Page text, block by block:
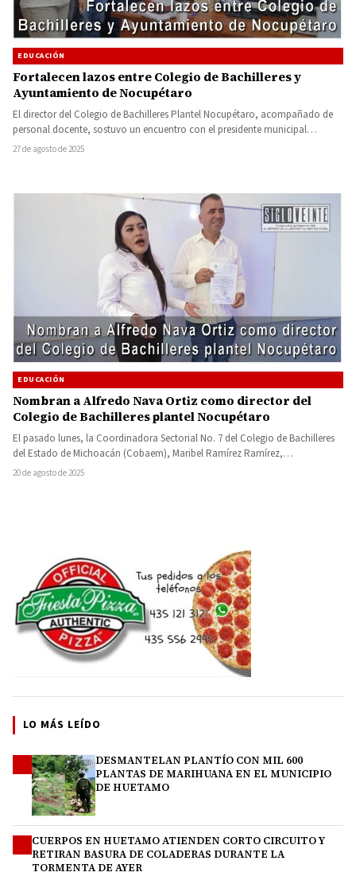
EDUCACIÓN
Fortalecen lazos entre Colegio de Bachilleres y
Ayuntamiento de Nocupétaro
El director del Colegio de Bachilleres Plantel Nocupétaro, acompañado de
personal docente, sostuvo un encuentro con el presidente municipal
Gonzalo…
27 de agosto de 2025
EDUCACIÓN
Nombran a Alfredo Nava Ortiz como director del
Colegio de Bachilleres plantel Nocupétaro
El pasado lunes, la Coordinadora Sectorial No. 7 del Colegio de Bachilleres
del Estado de Michoacán (Cobaem), Maribel Ramírez Ramírez,…
20 de agosto de 2025
LO MÁS LEÍDO
DESMANTELAN PLANTÍO CON MIL 600
PLANTAS DE MARIHUANA EN EL MUNICIPIO
DE HUETAMO
CUERPOS EN HUETAMO ATIENDEN CORTO CIRCUITO Y
RETIRAN BASURA DE COLADERAS DURANTE LA
TORMENTA DE AYER